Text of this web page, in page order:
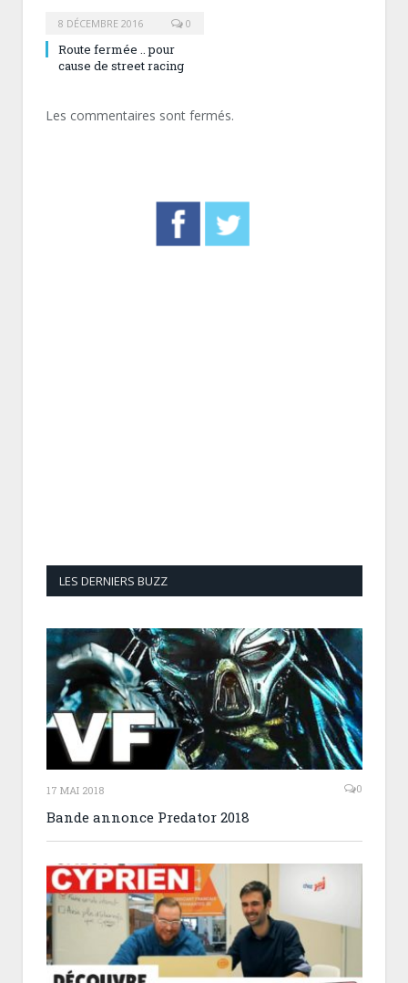
8 DÉCEMBRE 2016 0
Route fermée .. pour
cause de street racing
Les commentaires sont fermés.
LES DERNIERS BUZZ
17 MAI 2018 0
Bande annonce Predator 2018